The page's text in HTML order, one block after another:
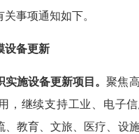
事项通知如下。
设备更新
实施设备更新项目。聚焦
，继续支持工业、电子
、教育、文旅、医疗、设